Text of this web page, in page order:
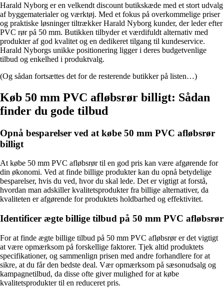
Harald Nyborg er en velkendt discount butikskæde med et stort udvalg
af byggematerialer og værktøj. Med et fokus på overkommelige priser
og praktiske løsninger tiltrækker Harald Nyborg kunder, der leder efter
PVC rør på 50 mm. Butikken tilbyder et værdifuldt alternativ med
produkter af god kvalitet og en dedikeret tilgang til kundeservice.
Harald Nyborgs unikke positionering ligger i deres budgetvenlige
tilbud og enkelhed i produktvalg.
(Og sådan fortsættes det for de resterende butikker på listen…)
Køb 50 mm PVC afløbsrør billigt: Sådan
finder du gode tilbud
Opnå besparelser ved at købe 50 mm PVC afløbsrør
billigt
At købe 50 mm PVC afløbsrør til en god pris kan være afgørende for
din økonomi. Ved at finde billige produkter kan du opnå betydelige
besparelser, hvis du ved, hvor du skal lede. Det er vigtigt at forstå,
hvordan man adskiller kvalitetsprodukter fra billige alternativer, da
kvaliteten er afgørende for produktets holdbarhed og effektivitet.
Identificer ægte billige tilbud på 50 mm PVC afløbsrør
For at finde ægte billige tilbud på 50 mm PVC afløbsrør er det vigtigt
at være opmærksom på forskellige faktorer. Tjek altid produktets
specifikationer, og sammenlign prisen med andre forhandlere for at
sikre, at du får den bedste deal. Vær opmærksom på sæsonudsalg og
kampagnetilbud, da disse ofte giver mulighed for at købe
kvalitetsprodukter til en reduceret pris.